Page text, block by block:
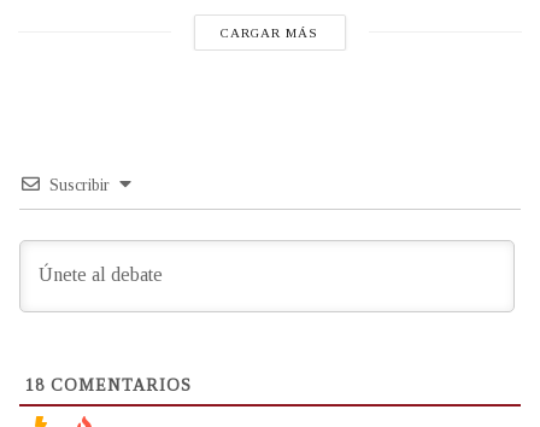
CARGAR MÁS
Suscribir
18 COMENTARIOS